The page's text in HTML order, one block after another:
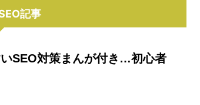
記事
いSEO対策まんが付き…初心者